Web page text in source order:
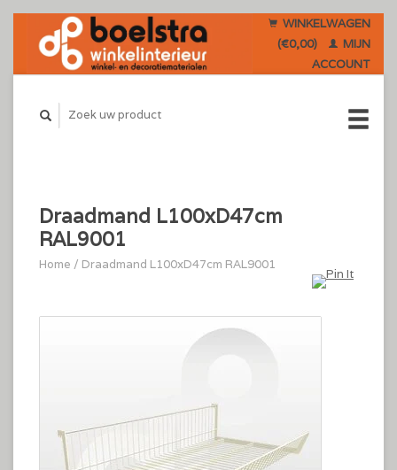
WINKELWAGEN
(€0,00)
MIJN
ACCOUNT
Draadmand L100xD47cm
RAL9001
Home / Draadmand L100xD47cm RAL9001